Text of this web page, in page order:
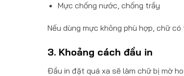
Mực chống nước, chống trầy
Nếu dùng mực không phù hợp, chữ
3. Khoảng cách đầu in
Đầu in đặt quá xa sẽ làm chữ bị mờ